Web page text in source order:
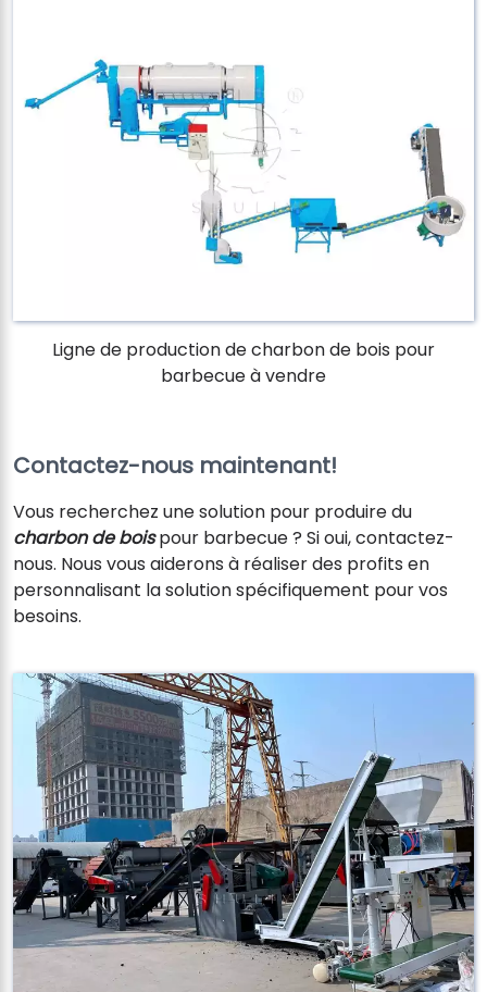
Ligne de production de charbon de bois pour
barbecue à vendre
Contactez-nous maintenant!
Vous recherchez une solution pour produire du
charbon de boispour barbecue ? Si oui, contactez-
nous. Nous vous aiderons à réaliser des profits en
personnalisant la solution spécifiquement pour vos
besoins.